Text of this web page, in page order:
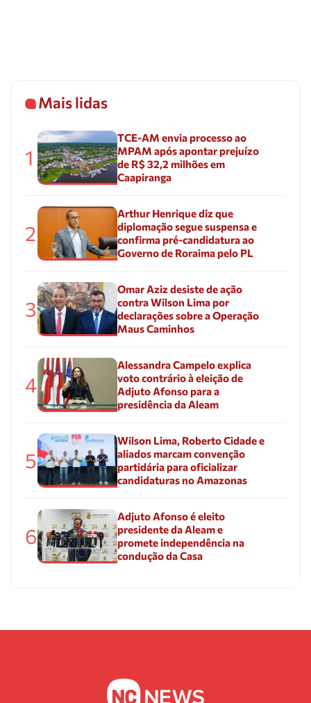
Mais lidas
1
TCE-AM envia processo ao
MPAM após apontar prejuízo
de R$ 32,2 milhões em
Caapiranga
2
Arthur Henrique diz que
diplomação segue suspensa e
confirma pré-candidatura ao
Governo de Roraima pelo PL
3
Omar Aziz desiste de ação
contra Wilson Lima por
declarações sobre a Operação
Maus Caminhos
4
Alessandra Campelo explica
voto contrário à eleição de
Adjuto Afonso para a
presidência da Aleam
5
Wilson Lima, Roberto Cidade e
aliados marcam convenção
partidária para oficializar
candidaturas no Amazonas
6
Adjuto Afonso é eleito
presidente da Aleam e
promete independência na
condução da Casa